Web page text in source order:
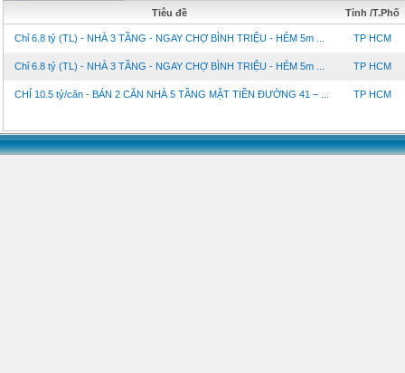
Tiêu đề Tỉnh /T.Phố
Chỉ 6.8 tỷ (TL) - NHÀ 3 TẦNG - NGAY CHỢ BÌNH TRIỆU - HẺM 5m ... TP HCM
Chỉ 6.8 tỷ (TL) - NHÀ 3 TẦNG - NGAY CHỢ BÌNH TRIỆU - HẺM 5m ... TP HCM
CHỈ 10.5 tỷ/căn - BÁN 2 CĂN NHÀ 5 TẦNG MẶT TIỀN ĐƯỜNG 41 – ... TP HCM